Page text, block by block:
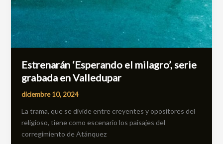
Estrenarán ‘Esperando el milagro’, serie
grabada en Valledupar
diciembre 10, 2024
La trama, que se divide entre creyentes y opositores del
religioso, tiene como escenario los paisajes del
corregimiento de Atánquez